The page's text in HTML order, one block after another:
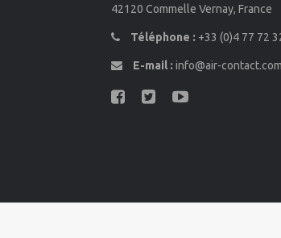
42120 Commelle Vernay, France
Téléphone : +33 (0)4 77 72
E-mail : info@air-contact.com